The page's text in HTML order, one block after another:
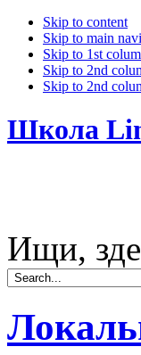
Skip to content
Skip to main
Skip to 1st
Skip to 2nd
Skip to 2nd
Школа
Ищи,